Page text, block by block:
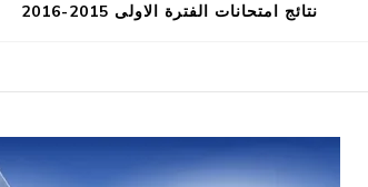
نتائج امتحانات الفترة الاولى 2015-2016